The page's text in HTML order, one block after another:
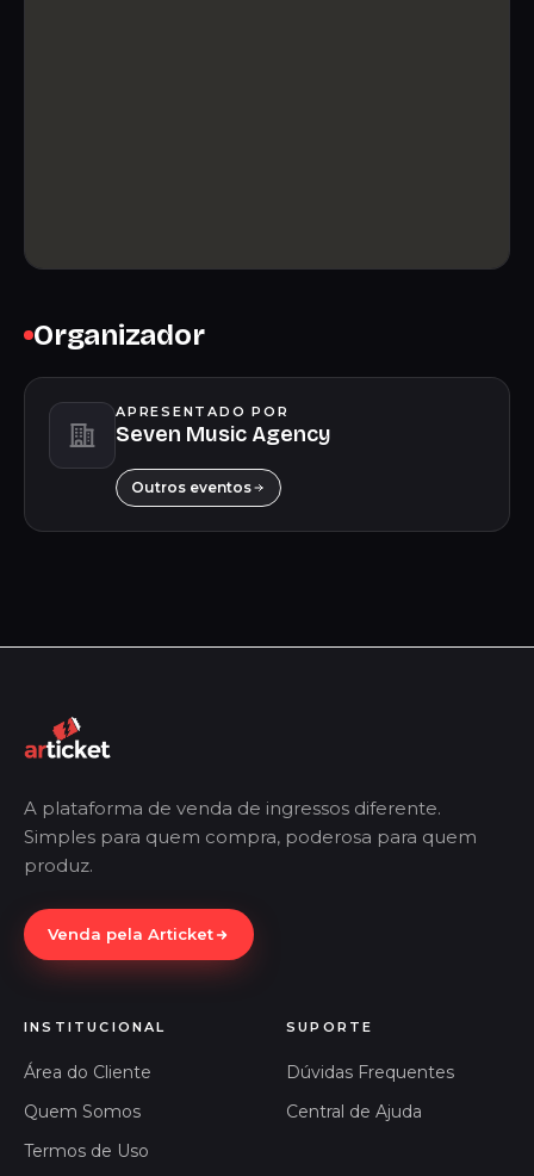
Organizador
APRESENTADO POR
Seven Music Agency
Outros eventos
A plataforma de venda de ingressos diferente.
Simples para quem compra, poderosa para quem
produz.
Venda pela Articket
INSTITUCIONAL
Área do Cliente
Quem Somos
Termos de Uso
SUPORTE
Dúvidas Frequentes
Central de Ajuda